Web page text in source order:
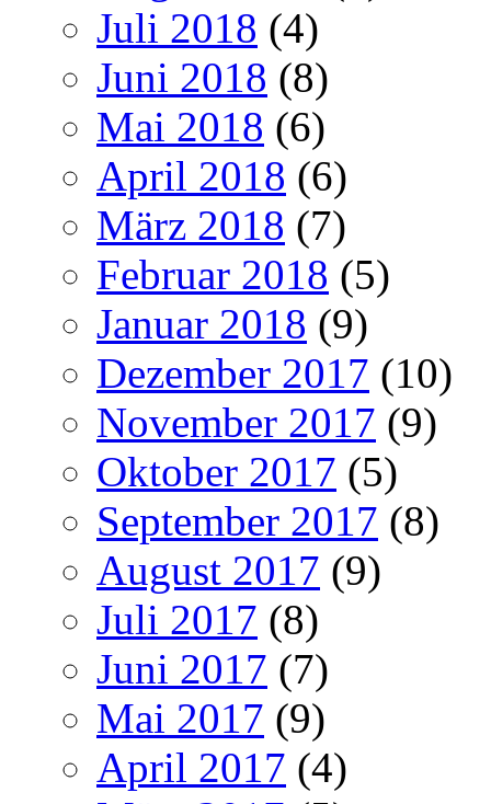
Juli 2018 (4)
Juni 2018 (8)
Mai 2018 (6)
April 2018 (6)
März 2018 (7)
Februar 2018 (5)
Januar 2018 (9)
Dezember 2017 (10)
November 2017 (9)
Oktober 2017 (5)
September 2017 (8)
August 2017 (9)
Juli 2017 (8)
Juni 2017 (7)
Mai 2017 (9)
April 2017 (4)